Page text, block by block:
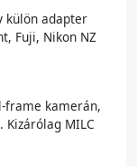
külön adapter
Fuji, Nikon NZ
frame kamerán,
Kizárólag MILC